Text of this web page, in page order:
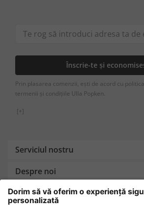
Înscrie-te și
Prin plasarea comenzii, ești de acord cu
termenii și condițiile Ulla Popken.
[+]
Serviciul nostru
Despre noi
Contact